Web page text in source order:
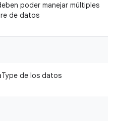
poder manejar múltiples
de datos
de los datos